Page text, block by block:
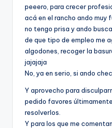
peeero, para crecer
acá en el rancho ando muy
no tengo prisa y ando
de que tipo de empleo me
algodones, recoger la
jajajaja
No, ya en serio, si ando
Y aprovecho para
pedido favores
resolverlos.
Y para los que me